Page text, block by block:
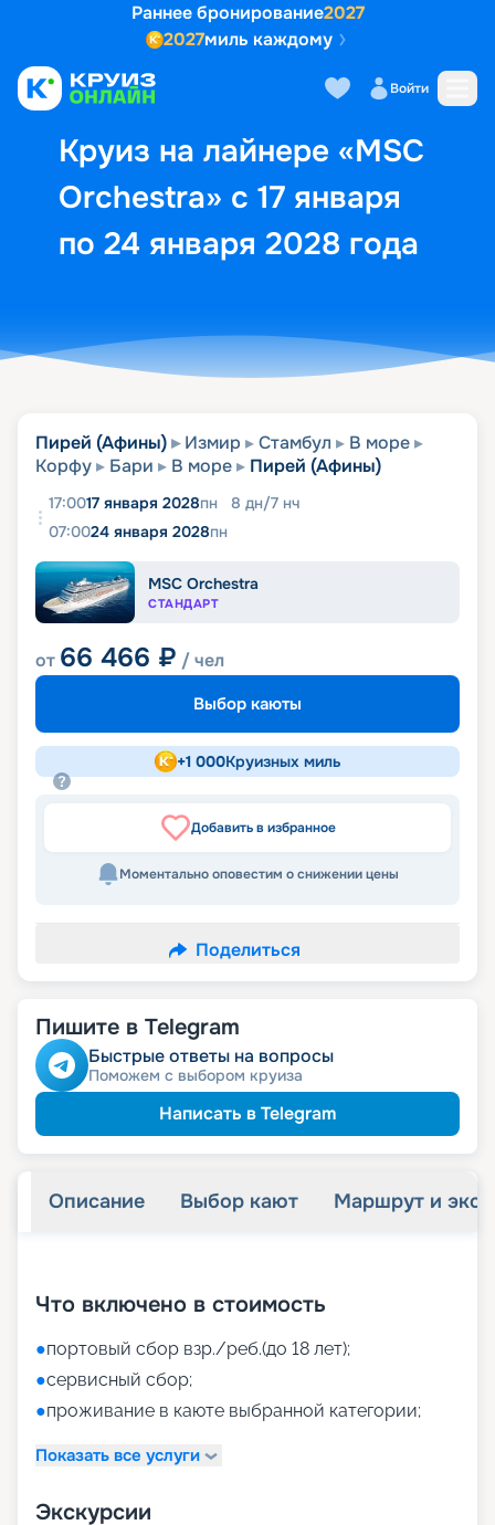
Раннее бронирование2027
2027миль каждому
Войти
Круиз на лайнере «MSC
Orchestra» с 17 января
по 24 января 2028 года
Выбор кают Маршрут и
Пирей (Афины) Измир Стамбул
В море
Корфу
Бари В море Пирей (Афины)
17:0017 января 2028пн 8 дн/7 нч
07:0024 января 2028пн
MSC Orchestra
СТАНДАРТ
от 66 466 ₽ / чел
Выбор каюты
+1 000Круизных миль
Добавить в избранное
Моментально оповестим о снижении цены
Поделиться
Пишите в Telegram
Быстрые ответы на вопросы
Поможем с выбором круиза
Написать в Telegram
Описание Выбор кают Маршрут и
Что включено в стоимость
●портовый сбор взр./реб.(до 18 лет);
●сервисный сбор;
●проживание в каюте выбранной категории;
Показать все услуги
Экскурсии